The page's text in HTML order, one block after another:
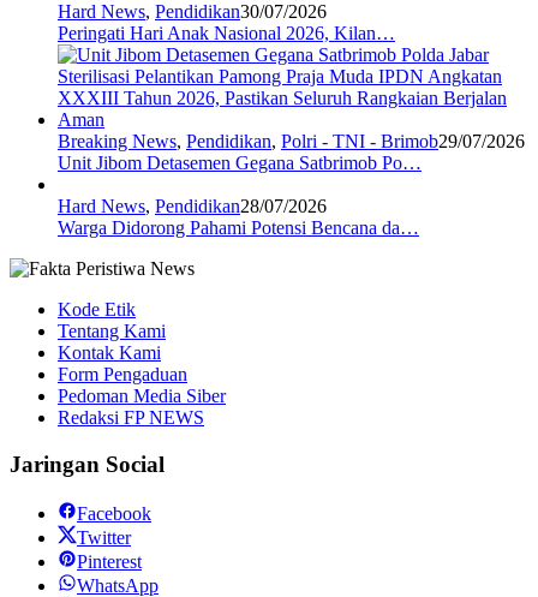
Hard News, Pendidikan30/07/2026
Peringati Hari Anak Nasional 2026, Kilan…
Breaking News, Pendidikan, Polri - TNI - Brimob29/07/2026
Unit Jibom Detasemen Gegana Satbrimob Po…
Hard News, Pendidikan28/07/2026
Warga Didorong Pahami Potensi Bencana da…
Kode Etik
Tentang Kami
Kontak Kami
Form Pengaduan
Pedoman Media Siber
Redaksi FP NEWS
Jaringan Social
Facebook
Twitter
Pinterest
WhatsApp